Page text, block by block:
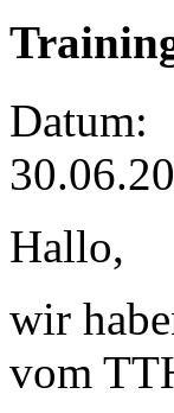
Datum:
Hallo,
wir
vom